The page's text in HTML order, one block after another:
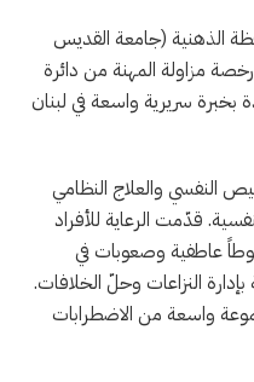
الذهنية (جامعة القديس
مزاولة المهنة من دائرة
بخبرة سريرية واسعة في لبنان
النفسي والعلاج النظامي
قدّمت الرعاية للأفراد
عاطفية وصعوبات في
النزاعات وحلّ الخلافات.
واسعة من الاضطرابات